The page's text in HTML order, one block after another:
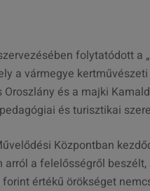
folytatódott a
a vármegye
és a majki
és turisztikai
Központban
a felelősségről
értékű örökséget